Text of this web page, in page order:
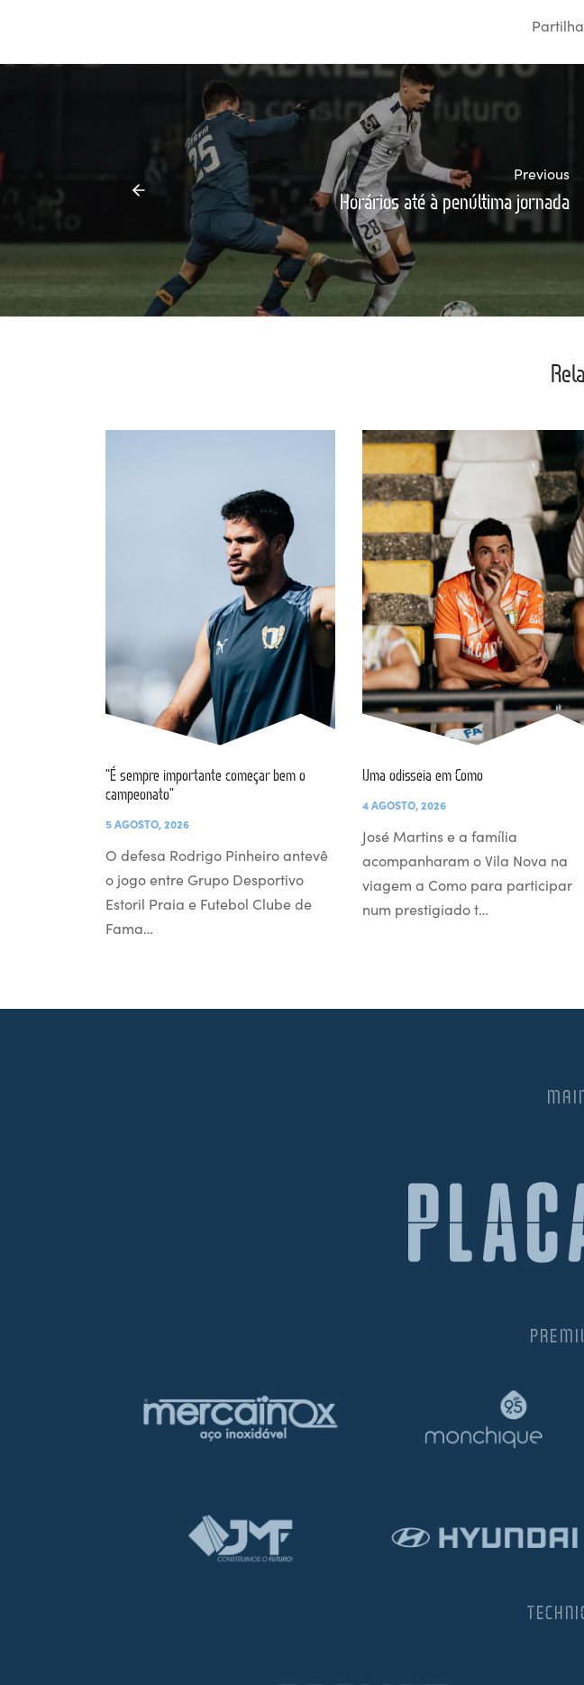
Previous
Horários até à penúltima jornada
“É sempre importante começar bem o
campeonato”
5 AGOSTO, 2026
O defesa Rodrigo Pinheiro antevê
o jogo entre Grupo Desportivo
Estoril Praia e Futebol Clube de
Fama…
Uma odisseia em Como
4 AGOSTO, 2026
José Martins e a família
acompanharam o Vila Nova na
viagem a Como para participar
num prestigiado t…